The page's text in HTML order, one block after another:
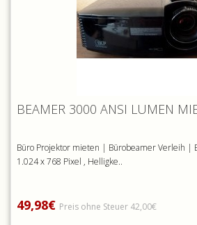
BEAMER 3000 ANSI LUMEN
Büro Projektor mieten | Bürobeamer Verleih |
1.024 x 768 Pixel , Helligke..
49,98€ Preis ohne Steuer 42,00€